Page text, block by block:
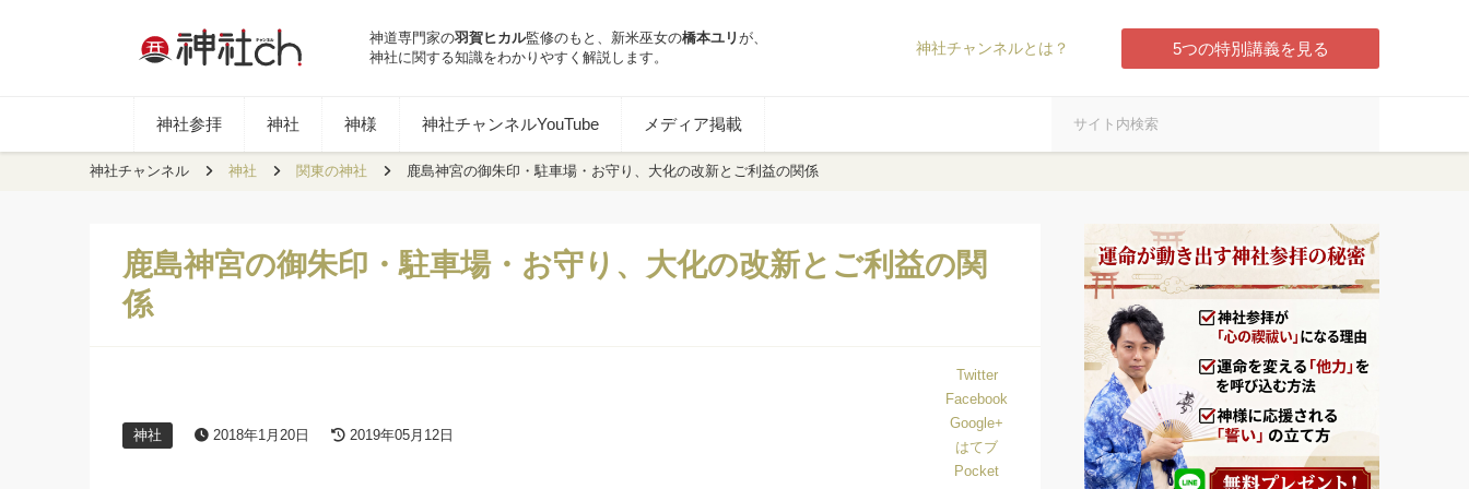
神道専門家の羽賀ヒカル監修のもと、新米巫女の橋本ユリ が、
神社に関する知識をわかりやすく解説します。
神社チャンネルとは？ 5つの特別講義を見る
神社参拝 神社 神様 神社チャンネルYouTube メディア掲載
神社チャンネル 神社 関東の神社 鹿島神宮の御朱印・駐車場・お守り、大化の改新とご利益の関係
鹿島神宮の御朱印・駐車場・お守り、大化の改新とご利益の関
係
神社 2018年1月20日 2019年05月12日
Twitter
Facebook
Google+
はてブ
Pocket